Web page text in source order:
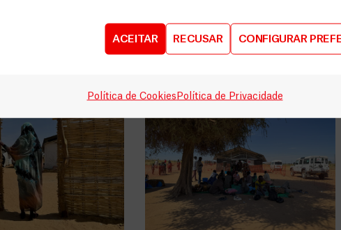
ACEITAR RECUSAR CONFIGURAR
Política de Cookies Política de Privacidade